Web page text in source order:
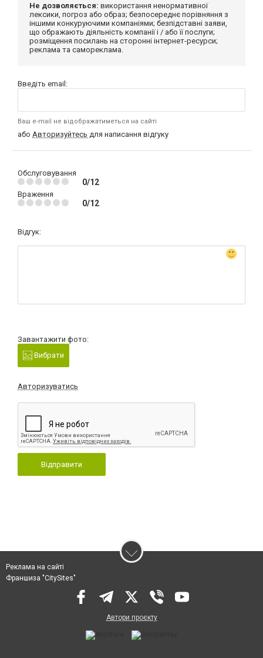
Не дозволяється: використання ненормативної
лексики, погроз або образ; безпосереднє порівняння з
іншими конкуруючими компаніями; безпідставні заяви,
що ображають діяльність компанії і / або її послуги;
розміщення посилань на сторонні інтернет-ресурси;
реклама та самореклама.
Введіть email:
Ваш e-mail не відображатиметься на сайті
або Авторизуйтесь для написання відгуку
Обслуговування
0/12
Враження
0/12
Відгук:
Завантажити фото:
Вибрати
Авторизуватись
Відправити
Реклама на сайті
Франшиза "CitySites"
Автори проєкту